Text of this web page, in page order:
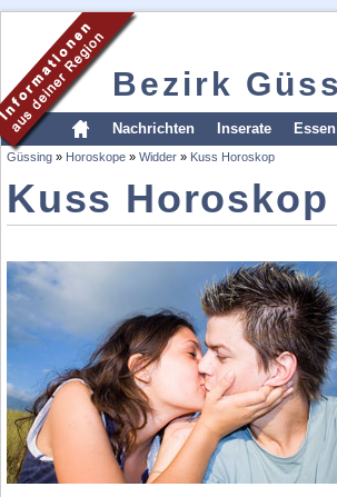
Bezirk
Nachrichten Inserate
Güssing » Horoskope » Widder » Kuss Horoskop
Kuss